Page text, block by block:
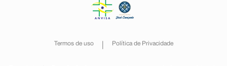
Termos de uso Política de Privacidade